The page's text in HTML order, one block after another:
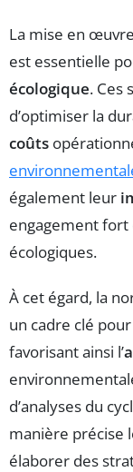
La mise en
est essentielle
écologique. Ces
d’optimiser la
coûts
également leur
engagement fort
écologiques.
À cet égard, la
un cadre clé
favorisant ainsi l’
d’analyses du
manière précise
élaborer des